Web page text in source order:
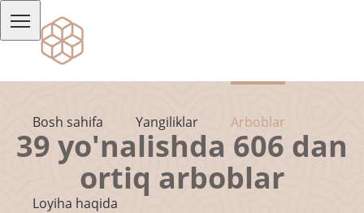
Bosh sahifa Yangiliklar Arboblar
Loyiha haqida
39 yo'nalishda 606 dan
ortiq arboblar